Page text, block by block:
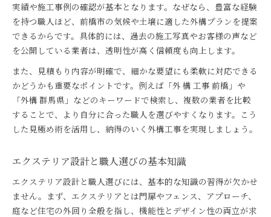
実績や施工事例の確認が基本となります。なぜなら、豊富な経験
を持つ職人ほど、前橋市の気候や土壌に適した外構プランを提案
できるからです。具体的には、過去の施工写真やお客様の声など
を公開している業者は、透明性が高く信頼度も向上します。
また、見積もり内容が明確で、細かな要望にも柔軟に対応できる
かどうかも重要なポイントです。例えば「外 構 工事 前橋」や
「外構 群馬県」などのキーワードで検索し、複数の業者を比較
することで、より自分に合った職人を選びやすくなります。こう
した見極め術を活用し、納得のいく外構工事を実現しましょう。
エクステリア設計と職人選びの基本知識
エクステリア設計と職人選びには、基本的な知識の習得が欠かせ
ません。まず、エクステリアとは門扉やフェンス、アプローチ、
庭など住宅の外回り全般を指し、機能性とデザイン性の両立が求